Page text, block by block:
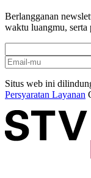
Berlangganan
waktu luangmu, serta
Situs web ini
Persyaratan Layanan